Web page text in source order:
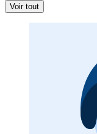
Voir tout